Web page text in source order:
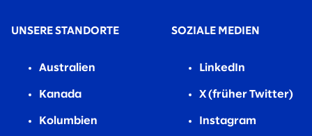
UNSERE STANDORTE
Australien
Kanada
Kolumbien
SOZIALE MEDIEN
LinkedIn
X (früher Twitter)
Instagram